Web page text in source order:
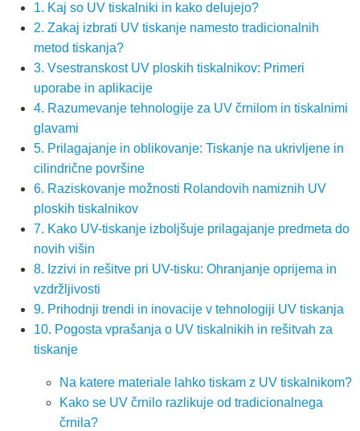
1. Kaj so UV tiskalniki in kako delujejo?
2. Zakaj izbrati UV tiskanje namesto tradicionalnih
metod tiskanja?
3. Vsestranskost UV ploskih tiskalnikov: Primeri
uporabe in aplikacije
4. Razumevanje tehnologije za UV črnilom in tiskalnimi
glavami
5. Prilagajanje in oblikovanje: Tiskanje na ukrivljene in
cilindrične površine
6. Raziskovanje možnosti Rolandovih namiznih UV
ploskih tiskalnikov
7. Kako UV-tiskanje izboljšuje prilagajanje predmeta do
novih višin
8. Izzivi in rešitve pri UV-tisku: Ohranjanje oprijema in
vzdržljivosti
9. Prihodnji trendi in inovacije v tehnologiji UV tiskanja
10. Pogosta vprašanja o UV tiskalnikih in rešitvah za
tiskanje
Na katere materiale lahko tiskam z UV tiskalnikom?
Kako se UV črnilo razlikuje od tradicionalnega
črnila?